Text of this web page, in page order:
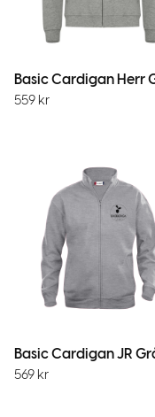
559 kr
569 kr